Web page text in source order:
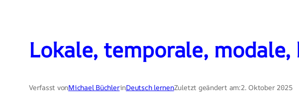
Lokale, temporale,
Verfasst vonMichael BüchlerinDeutsch lernenZuletzt geändert am:2. Oktober 2025